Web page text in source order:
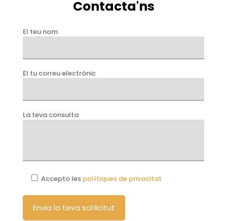
Contacta'ns
El teu nom
El tu correu electrònic
La teva consulta
Accepto les polítiques de privacitat